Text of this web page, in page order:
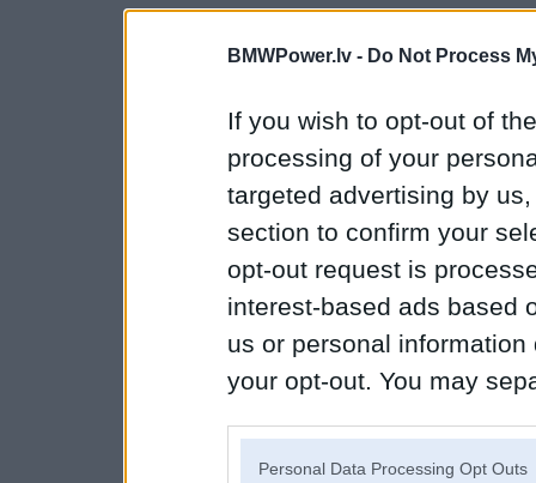
BMWPower.lv - Do Not Process
If you wish to opt-out of
processing of your
targeted advertising by
section to confirm your
opt-out request is
interest-based ads based
us or personal
your opt-out. You may
Personal Data Processing Opt Outs